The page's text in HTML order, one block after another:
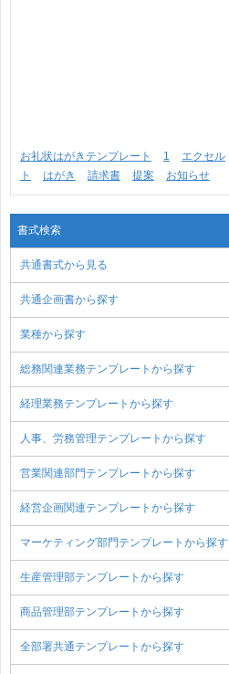
お礼状はがきテンプレート 1 エクセル
ト
はがき 請求書 提案 お知らせ
書式検索
共通書式から見る
共通企画書から探す
業種から探す
総務関連業務テンプレートから探す
経理業務テンプレートから探す
人事、労務管理テンプレートから探す
営業関連部門テンプレートから探す
経営企画関連テンプレートから探す
マーケティング部門テンプレートから探す
生産管理部テンプレートから探す
商品管理部テンプレートから探す
全部署共通テンプレートから探す